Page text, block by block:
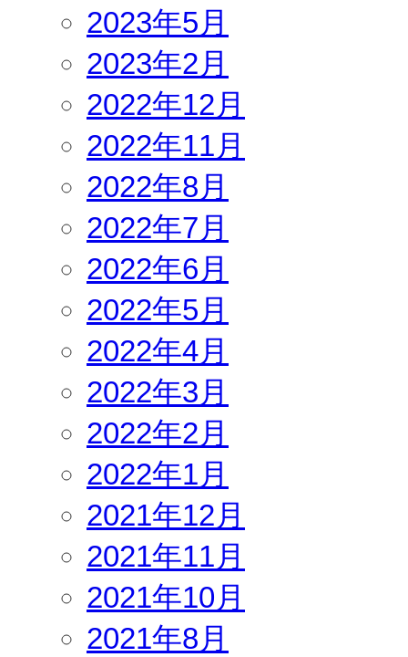
2023年5月
2023年2月
2022年12月
2022年11月
2022年8月
2022年7月
2022年6月
2022年5月
2022年4月
2022年3月
2022年2月
2022年1月
2021年12月
2021年11月
2021年10月
2021年8月